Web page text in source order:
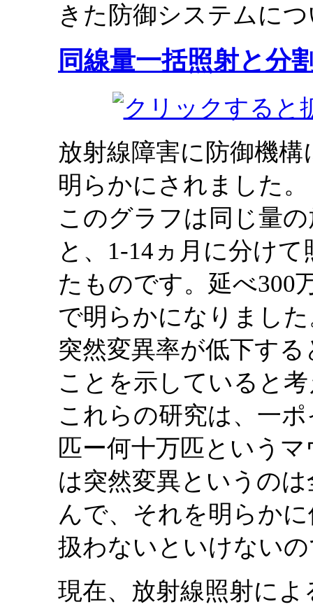
きた防御システムに
同線量一括照射と分
放射線障害に防御機
明らかにされました。
このグラフは同じ量
と、1-14ヵ月に分け
たものです。延べ300
で明らかになりまし
突然変異率が低下す
ことを示していると
これらの研究は、一
匹ー何十万匹という
は突然変異というの
んで、それを明らか
扱わないといけない
現在、放射線照射に